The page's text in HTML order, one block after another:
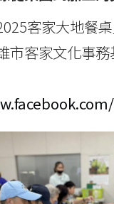
客家大地餐
市客家文化事